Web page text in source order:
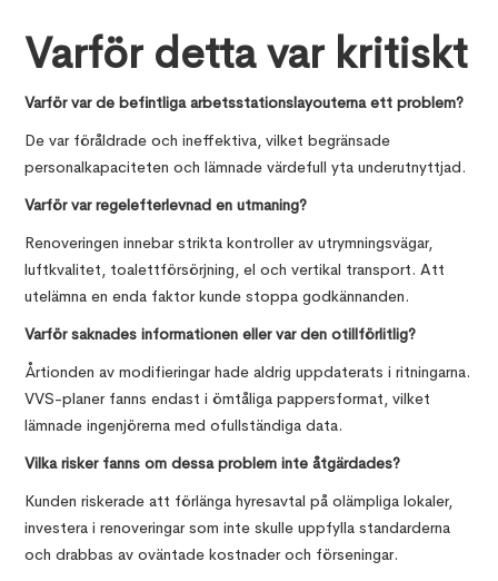
Varför detta var kritiskt
Varför var de befintliga arbetsstationslayouterna ett problem?
De var föråldrade och ineffektiva, vilket begränsade
personalkapaciteten och lämnade värdefull yta underutnyttjad.
Varför var regelefterlevnad en utmaning?
Renoveringen innebar strikta kontroller av utrymningsvägar,
luftkvalitet, toalettförsörjning, el och vertikal transport. Att
utelämna en enda faktor kunde stoppa godkännanden.
Varför saknades informationen eller var den otillförlitlig?
Årtionden av modifieringar hade aldrig uppdaterats i ritningarna.
VVS-planer fanns endast i ömtåliga pappersformat, vilket
lämnade ingenjörerna med ofullständiga data.
Vilka risker fanns om dessa problem inte åtgärdades?
Kunden riskerade att förlänga hyresavtal på olämpliga lokaler,
investera i renoveringar som inte skulle uppfylla standarderna
och drabbas av oväntade kostnader och förseningar.